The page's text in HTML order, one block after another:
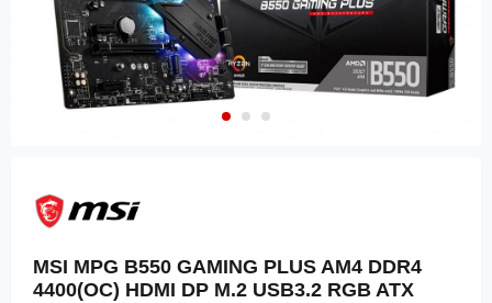
MSI MPG B550 GAMING PLUS AM4 DDR4
4400(OC) HDMI DP M.2 USB3.2 RGB ATX